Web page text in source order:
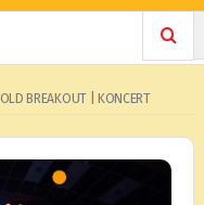
OLD BREAKOUT | KONCERT